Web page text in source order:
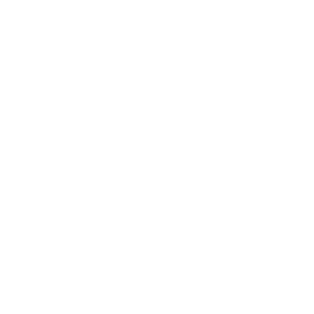
了承ください。
をご了承くださ
です。
ず変更すること
) : 1000ppm、
、